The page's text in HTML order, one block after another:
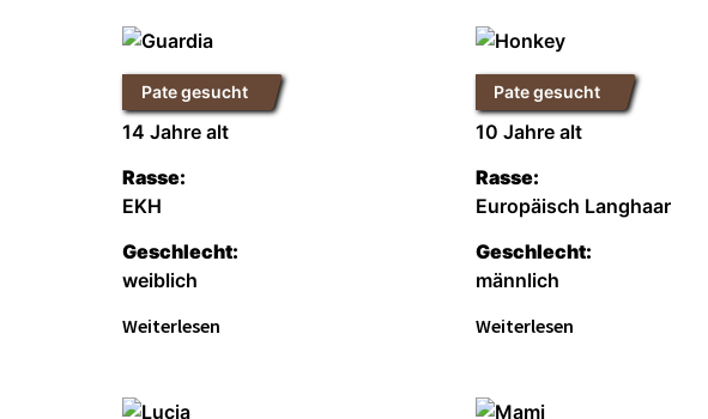
Pate gesucht
Guardia
14 Jahre alt
Rasse:
EKH
Geschlecht:
weiblich
Weiterlesen
Pate gesucht
Honkey
10 Jahre alt
Rasse:
Europäisch Langhaar
Geschlecht:
männlich
Weiterlesen